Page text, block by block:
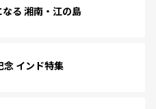
る 湘南・江の島
念 インド特集